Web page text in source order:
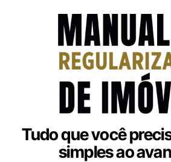
Tudo que você
simples ao